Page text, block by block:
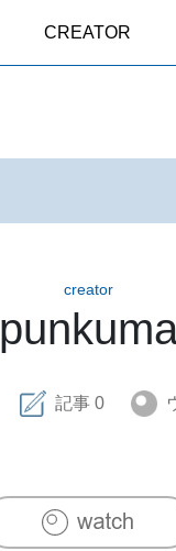
CREATOR
creator
記事 0